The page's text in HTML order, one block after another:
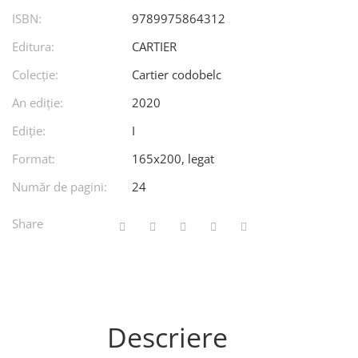
ISBN:
9789975864312
Editura:
CARTIER
Colecție:
Cartier codobelc
An ediţie:
2020
Ediţie:
I
Format:
165x200, legat
Număr de pagini:
24
Share
Descriere